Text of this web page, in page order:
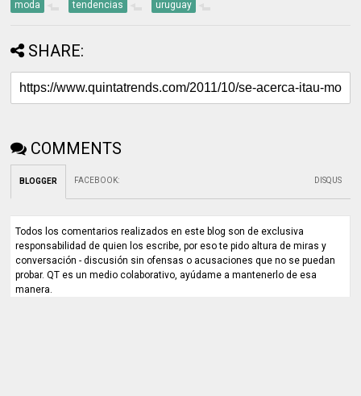
moda tendencias uruguay
SHARE:
COMMENTS
BLOGGER FACEBOOK: DISQUS
Todos los comentarios realizados en este blog son de exclusiva
responsabilidad de quien los escribe, por eso te pido altura de miras y
conversación - discusión sin ofensas o acusaciones que no se puedan
probar. QT es un medio colaborativo, ayúdame a mantenerlo de esa
manera.